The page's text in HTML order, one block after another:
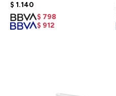
$ 1.140
$ 798
$ 912